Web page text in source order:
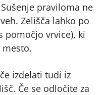
praviloma ne
Zelišča lahko po
pomočjo vrvice), ki
izdelati tudi iz
Če se odločite za